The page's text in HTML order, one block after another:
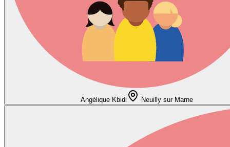
Angélique Kbidi Neuilly sur Marne